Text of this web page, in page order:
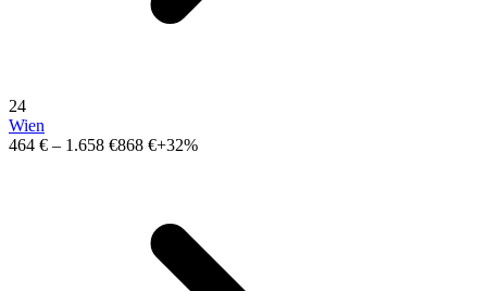
24
Wien
464 € – 1.658 €868 €+32%